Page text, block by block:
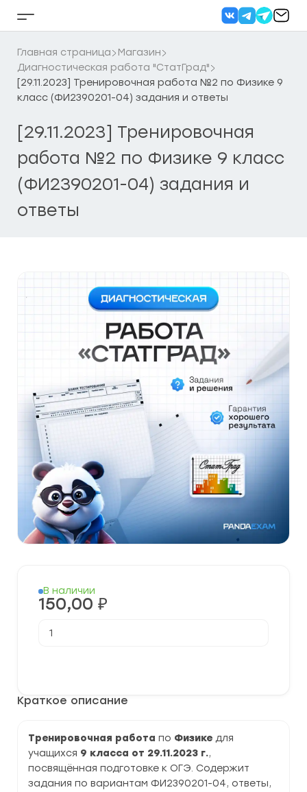
Кнопка
бокового
меню
Главная страница
Магазин
Диагностическая работа "СтатГрад"
[29.11.2023] Тренировочная работа №2 по Физике 9
класс (ФИ2390201-04) задания и ответы
[29.11.2023] Тренировочная
работа №2 по Физике 9 класс
(ФИ2390201-04) задания и
ответы
Краткое описание
Тренировочная работа по Физике для
учащихся 9 класса от 29.11.2023 г.,
посвящённая подготовке к ОГЭ. Содержит
задания по вариантам ФИ2390201-04, ответы,
В наличии
150,00 ₽
товара
Физике
(ФИ2390201-
04)
задания
и
ответы